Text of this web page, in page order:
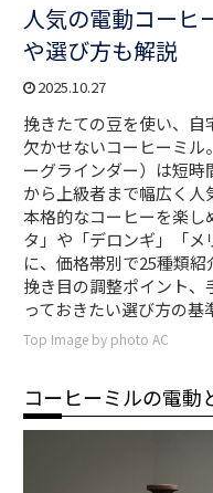
人気の電動コーヒ
や選び方も解説
2025.10.27
挽きたての豆を使い、
欠かせないコーヒーミ
ーグラインダー）は短
から上級者まで幅広く
本格的なコーヒーを楽し
タ」や「デロンギ」「
に、価格帯別で25種類
挽き目の調整ポイント
っておきたい選び方の基
Top Image by photo AC
コーヒーミルの電動